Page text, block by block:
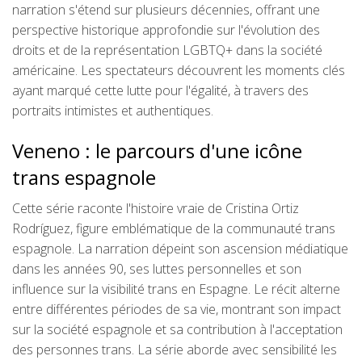
narration s'étend sur plusieurs décennies, offrant une
perspective historique approfondie sur l'évolution des
droits et de la représentation LGBTQ+ dans la société
américaine. Les spectateurs découvrent les moments clés
ayant marqué cette lutte pour l'égalité, à travers des
portraits intimistes et authentiques.
Veneno : le parcours d'une icône
trans espagnole
Cette série raconte l'histoire vraie de Cristina Ortiz
Rodríguez, figure emblématique de la communauté trans
espagnole. La narration dépeint son ascension médiatique
dans les années 90, ses luttes personnelles et son
influence sur la visibilité trans en Espagne. Le récit alterne
entre différentes périodes de sa vie, montrant son impact
sur la société espagnole et sa contribution à l'acceptation
des personnes trans. La série aborde avec sensibilité les